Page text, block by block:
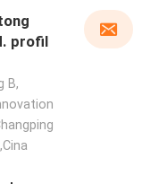
profil
B,